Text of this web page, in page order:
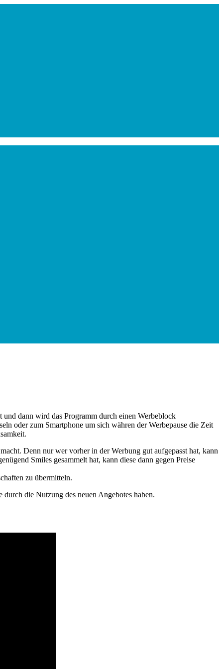
dann wird das Programm durch einen Werbeblock
oder zum Smartphone um sich währen der Werbepause die Zeit
Denn nur wer vorher in der Werbung gut aufgepasst hat, kann
Smiles gesammelt hat, kann diese dann gegen Preise
zu übermitteln.
die Nutzung des neuen Angebotes haben.